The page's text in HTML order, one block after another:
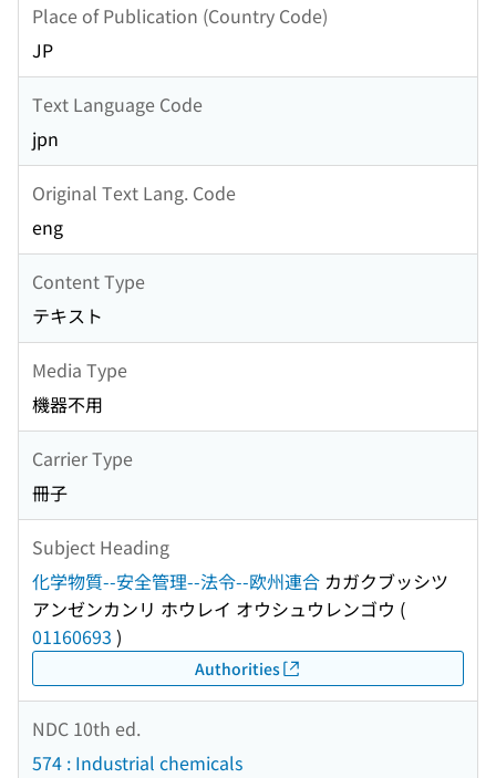
Place of Publication (Country Code)
JP
Text Language Code
jpn
Original Text Lang. Code
eng
Content Type
テキスト
Media Type
機器不用
Carrier Type
冊子
Subject Heading
化学物質--安全管理--法令--欧州連合 カガクブッシツ
アンゼンカンリ ホウレイ オウシュウレンゴウ (
01160693 )
Authorities
NDC 10th ed.
574 : Industrial chemicals